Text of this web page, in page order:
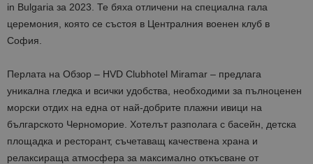
in Bulgaria за 2023. Те бяха отличени на специална гала
церемония, която се състоя в Централния военен клуб в
София.
Перлата на Обзор – HVD Clubhotel Miramar – предлага
уникална гледка и всички удобства, необходими за пълноценен
морски отдих на една от най-добрите плажни ивици на
българското Черноморие. Хотелът разполага с басейн, детска
площадка и ресторант, съчетаващ качествена храна и
релаксираща атмосфера за максимално откъсване от